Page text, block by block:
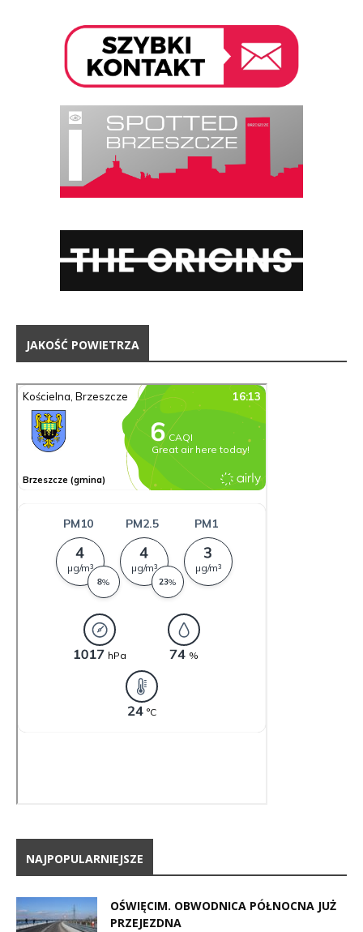
JAKOŚĆ POWIETRZA
NAJPOPULARNIEJSZE
OŚWIĘCIM. OBWODNICA PÓŁNOCNA JUŻ
PRZEJEZDNA